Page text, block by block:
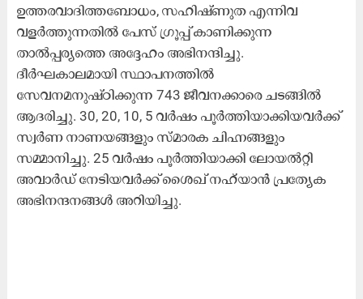
ഉത്തരവാദിത്തബോധം, സഹിഷ്ണുത എന്നിവ
വളർത്തുന്നതിൽ പേസ് ഗ്രൂപ്പ് കാണിക്കുന്ന
താൽപ്പര്യത്തെ അദ്ദേഹം അഭിനന്ദിച്ചു.
ദീർഘകാലമായി സ്ഥാപനത്തിൽ
സേവനമനുഷ്ഠിക്കുന്ന 743 ജീവനക്കാരെ ചടങ്ങിൽ
ആദരിച്ചു. 30, 20, 10, 5 വർഷം പൂർത്തിയാക്കിയവർക്ക്
സ്വർണ നാണയങ്ങളും സ്മാരക ചിഹ്നങ്ങളും
സമ്മാനിച്ചു. 25 വർഷം പൂർത്തിയാക്കി ലോയൽറ്റി
അവാർഡ് നേടിയവർക്ക് ശൈഖ്​ നഹ്​യാൻ പ്രത്യേക
അഭിനന്ദനങ്ങൾ അറിയിച്ചു.